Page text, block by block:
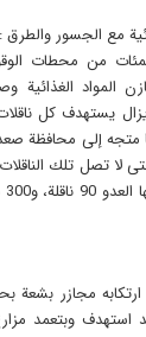
مع الجسور والطرق :
من محطات
المواد الغذائية
يستهدف كل
متجه إلى محافظة
لا تصل تلك الناقلات
مجازر بشعة
وبتعمد